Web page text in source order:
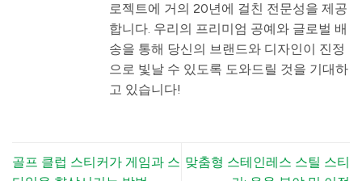
로젝트에 거의 20년에 걸친 전문성을 제공
합니다. 우리의 프리미엄 공예와 글로벌 배
송을 통해 당신의 브랜드와 디자인이 진정
으로 빛날 수 있도록 도와드릴 것을 기대하
고 있습니다!
골프 클럽 스티커가 게임과 스 맞춤형 스테인레스 스틸 스티